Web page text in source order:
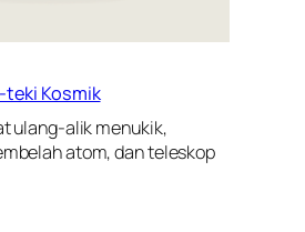
teki Kosmik
ulang-alik menukik,
atom, dan teleskop